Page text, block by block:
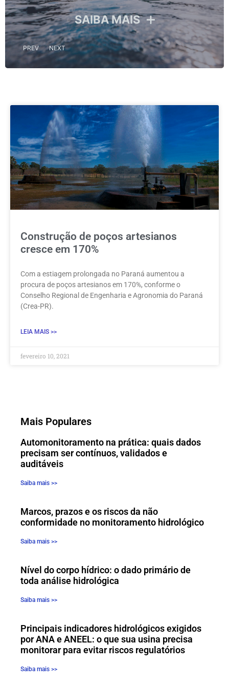
SAIBA MAIS
PREV NEXT
Construção de poços artesianos
cresce em 170%
Com a estiagem prolongada no Paraná aumentou a
procura de poços artesianos em 170%, conforme o
Conselho Regional de Engenharia e Agronomia do Paraná
(Crea-PR).
LEIA MAIS >>
fevereiro 10, 2021
Mais Populares
Automonitoramento na prática: quais dados
precisam ser contínuos, validados e
auditáveis
Saiba mais >>
Marcos, prazos e os riscos da não
conformidade no monitoramento hidrológico
Saiba mais >>
Nível do corpo hídrico: o dado primário de
toda análise hidrológica
Saiba mais >>
Principais indicadores hidrológicos exigidos
por ANA e ANEEL: o que sua usina precisa
monitorar para evitar riscos regulatórios
Saiba mais >>